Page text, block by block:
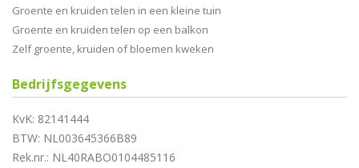
Groente en kruiden telen in een kleine tuin
Groente en kruiden telen op een balkon
Zelf groente, kruiden of bloemen kweken
Bedrijfsgegevens
KvK: 82141444
BTW: NL003645366B89
Rek.nr.: NL40RABO0104485116